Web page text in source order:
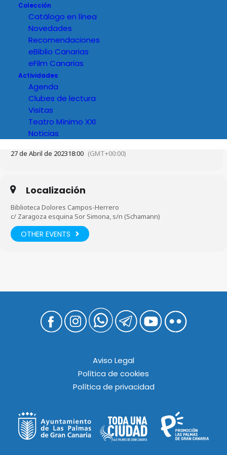
Colección
Catálogo en línea
Novedades
Recomendaciones
eBiblio Canarias
eFilm Canarias
Actividades
Agenda
Clubes de lectura
Visitas
Teatro Mínimo XXI
Noticias
Hora
27 de Abril de 202318:00 (GMT+00:00)
Localización
Biblioteca Dolores Campos-Herrero
c/ Zaragoza esquina Sor Simona, s/n (Schamann)
OTHER EVENTS
Aviso Legal
Política de cookies
Política de privacidad